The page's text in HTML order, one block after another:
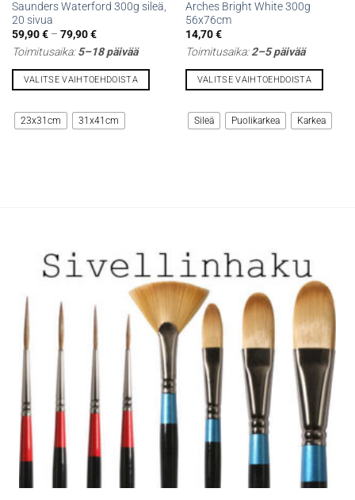
Saunders Waterford 300g sileä,
20 sivua
59,90€ – 79,90€Hintaluokka:
59,90 €
-
Toimitusaika:5–18 päivää
VALITSE VAIHTOEHDOISTA
tuotteella
on
23x31cm 31x41cm
Arches Bright White 300g
56x76cm
14,70€
Toimitusaika:2–5 päivää
VALITSE VAIHTOEHDOISTA
tuotteella
on
Sileä Puolikarkea Karkea